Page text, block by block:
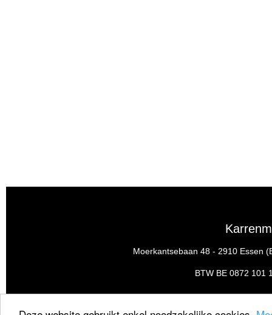
Moerkantsebaan 48 - 2910 Essen
BTW BE 0872 101